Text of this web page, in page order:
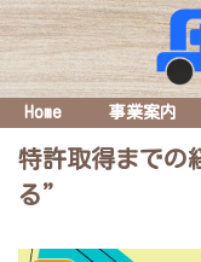
Home 事業案内
特許取得まで
る”